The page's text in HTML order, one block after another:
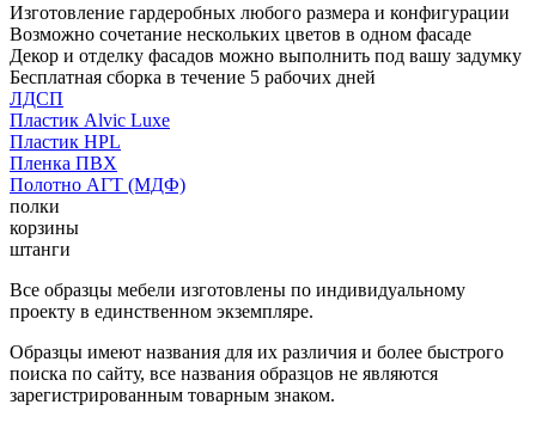
Изготовление гардеробных любого размера и конфигурации
Возможно сочетание нескольких цветов в одном фасаде
Декор и отделку фасадов можно выполнить под вашу задумку
Бесплатная сборка в течение 5 рабочих дней
ЛДСП
Пластик Alvic Luxe
Пластик HPL
Пленка ПВХ
Полотно АГТ (МДФ)
полки
корзины
штанги
Все образцы мебели изготовлены по индивидуальному
проекту в единственном экземпляре.
Образцы имеют названия для их различия и более быстрого
поиска по сайту, все названия образцов не являются
зарегистрированным товарным знаком.